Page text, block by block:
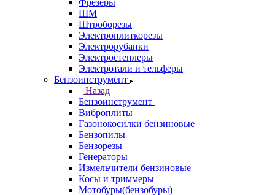
Фрезеры
ШМ
Штроборезы
Электроплиткорезы
Электрорубанки
Электростеплеры
Электротали и тельферы
Бензоинструмент
Назад
Бензоинструмент
Виброплиты
Газонокосилки бензиновые
Бензопилы
Бензорезы
Генераторы
Измельчители бензиновые
Косы и триммеры
Мотобуры(бензобуры)